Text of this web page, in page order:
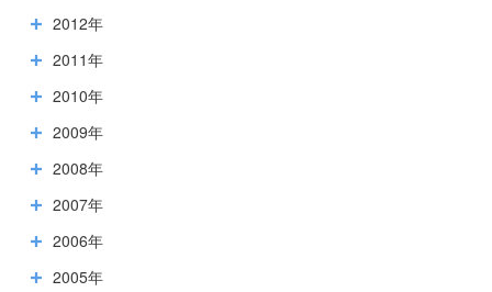
2012年
2011年
2010年
2009年
2008年
2007年
2006年
2005年